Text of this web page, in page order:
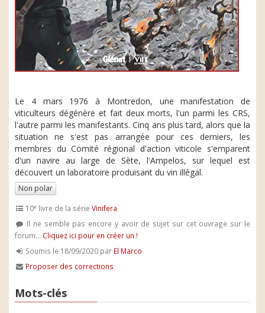
Le 4 mars 1976 à Montredon, une manifestation de
viticulteurs dégénère et fait deux morts, l'un parmi les CRS,
l'autre parmi les manifestants. Cinq ans plus tard, alors que la
situation ne s'est pas arrangée pour ces derniers, les
membres du Comité régional d'action viticole s'emparent
d'un navire au large de Sète, l'Ampelos, sur lequel est
découvert un laboratoire produisant du vin illégal.
Non polar
10e livre de la sérieVinifera
Il ne semble pas encore y avoir de sujet sur cet ouvrage sur le
forum... Cliquez ici pour en créer un !
Soumis le 18/09/2020 par El Marco
Proposer des corrections
Mots-clés